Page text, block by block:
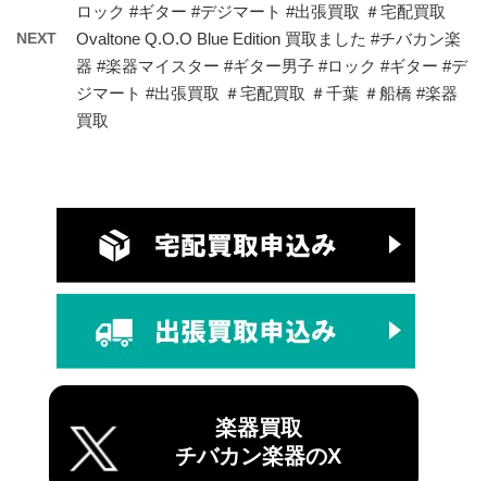
ロック #ギター #デジマート #出張買取 ＃宅配買取
NEXT
Ovaltone Q.O.O Blue Edition 買取ました #チバカン楽
器 #楽器マイスター #ギター男子 #ロック #ギター #デ
ジマート #出張買取 ＃宅配買取 ＃千葉 ＃船橋 #楽器
買取
楽器買取
チバカン楽器のX